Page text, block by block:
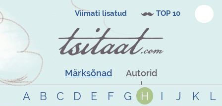
Viimati lisatud TOP 10
Märksõnad Autorid
A B C D E F G H I J K
L